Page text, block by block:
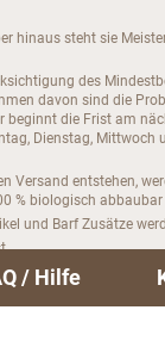
hinaus steht sie
des
davon sind die
die Frist am
Dienstag,
Versand entstehen,
% biologisch abbaubar
und Barf Zusätze
/ Hilfe